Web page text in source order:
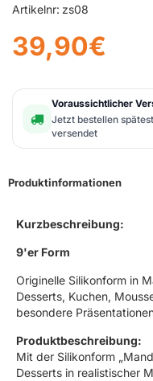
Artikelnr: zs08
39,90€
Voraussichtlicher
Jetzt bestellen
versendet
Produktinformationen
Kurzbeschreibung:
9'er Form
Originelle Silikonform in
Desserts, Kuchen,
besondere
Produktbeschreibung:
Mit der Silikonform
Desserts in realistischer